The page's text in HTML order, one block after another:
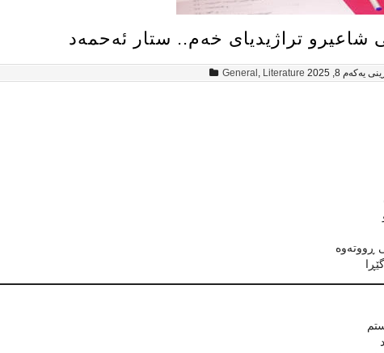
شاعیرو تراژیدیای خەم.. ستار ئەحمەد
یه‌كه‌م 8, 2025 General , Literature
ڕووتەوە